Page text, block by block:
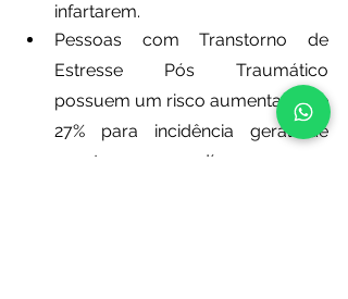
infartarem.
Pessoas com Transtorno de
Estresse Pós Traumático
possuem um risco aumentado de
27% para incidência geral de
eventos cardíacos ou